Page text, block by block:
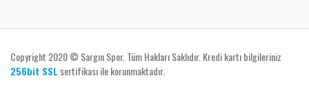
Copyright 2020 © Sargın Spor. Tüm Hakları Saklıdır. Kredi kartı bilgileriniz
256bit SSL sertifikası ile korunmaktadır.